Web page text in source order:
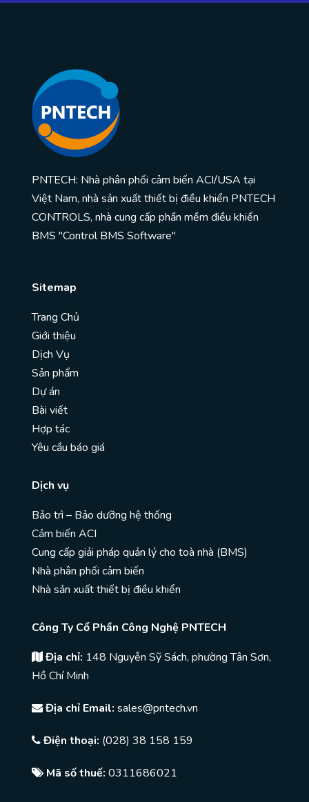
PNTECH: Nhà phân phối cảm biến ACI/USA tại
Việt Nam, nhà sản xuất thiết bị điều khiển PNTECH
CONTROLS, nhà cung cấp phần mềm điều khiển
BMS "Control BMS Software"
Sitemap
Trang Chủ
Giới thiệu
Dịch Vụ
Sản phẩm
Dự án
Bài viết
Hợp tác
Yêu cầu báo giá
Dịch vụ
Bảo trì – Bảo dưỡng hệ thống
Cảm biến ACI
Cung cấp giải pháp quản lý cho toà nhà (BMS)
Nhà phân phối cảm biến
Nhà sản xuất thiết bị điều khiển
Công Ty Cổ Phần Công Nghệ PNTECH
Địa chỉ: 148 Nguyễn Sỹ Sách, phường Tân Sơn,
Hồ Chí Minh
Địa chỉ Email: sales@pntech.vn
Điện thoại: (028) 38 158 159
Mã số thuế: 0311686021